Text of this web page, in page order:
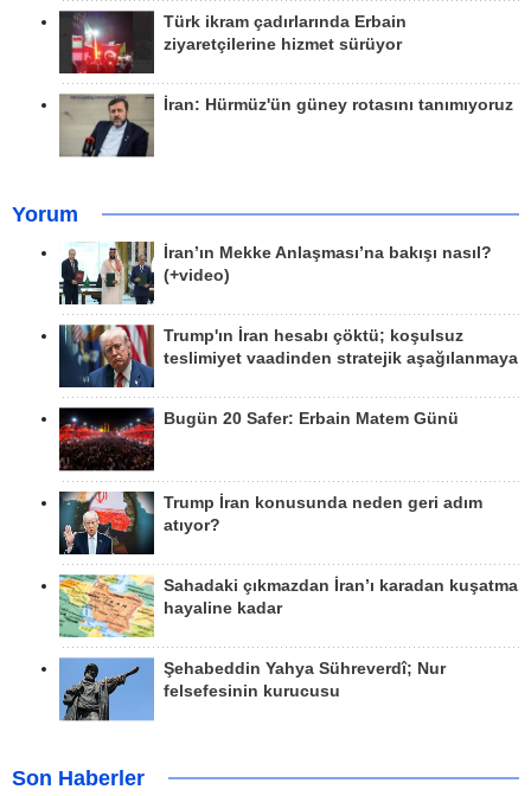
Türk ikram çadırlarında Erbain
ziyaretçilerine hizmet sürüyor
İran: Hürmüz'ün güney rotasını tanımıyoruz
Yorum
İran’ın Mekke Anlaşması’na bakışı nasıl?
(+video)
Trump'ın İran hesabı çöktü; koşulsuz
teslimiyet vaadinden stratejik aşağılanmaya
Bugün 20 Safer: Erbain Matem Günü
Trump İran konusunda neden geri adım
atıyor?
Sahadaki çıkmazdan İran’ı karadan kuşatma
hayaline kadar
Şehabeddin Yahya Sühreverdî; Nur
felsefesinin kurucusu
Son Haberler